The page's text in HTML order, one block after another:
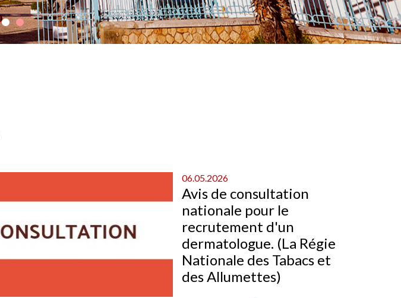
06.05.2026
Avis de consultation
nationale pour le
recrutement d'un
dermatologue. (La Régie
Nationale des Tabacs et
des Allumettes)